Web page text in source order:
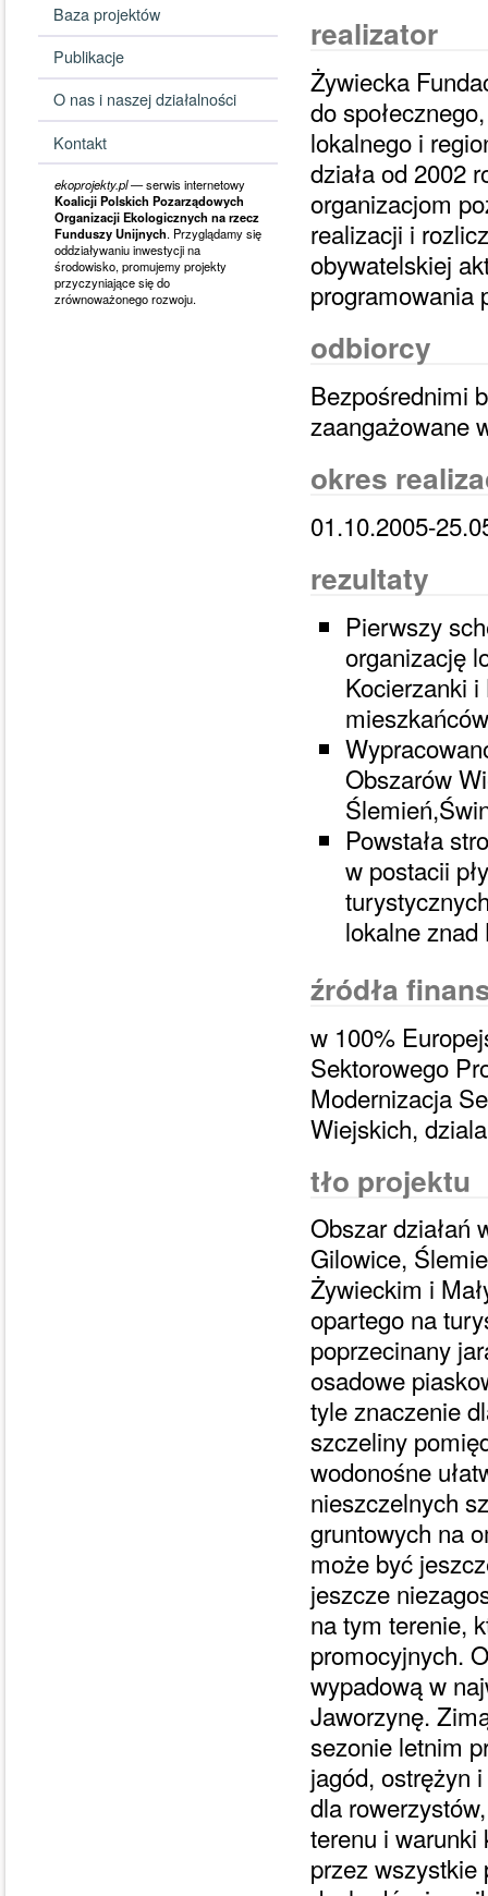
Baza projektów
Publikacje
O nas i naszej działalności
Kontakt
ekoprojekty.pl— serwis internetowy
Koalicji Polskich Pozarządowych
Organizacji Ekologicznych na rzecz
Funduszy Unijnych. Przyglądamy się
oddziaływaniu inwestycji na
środowisko, promujemy projekty
przyczyniające się do
zrównoważonego rozwoju.
realizator
Żywiecka
do
lokalnego i
działa od 2002
organizacjom
realizacji i
obywatelskiej
programowania
odbiorcy
Bezpośrednimi
zaangażowane
okres
01.10.2005-
rezultaty
Pierwszy
organizację
Kocierzanki
Obszarów
Powstała
w postacii
lokalne znad
źródła
w 100%
Sektorowego
Modernizacja
Wiejskich,
tło projektu
Obszar działań
Gilowice,
Żywieckim i
opartego na
poprzecinany
osadowe
tyle znaczenie
szczeliny
wodonośne
nieszczelnych
gruntowych na
może być
jeszcze
na tym terenie,
promocyjnych.
wypadową w
Jaworzynę.
sezonie letnim
jagód, ostrężyn
dla
terenu i warunki
przez wszystkie